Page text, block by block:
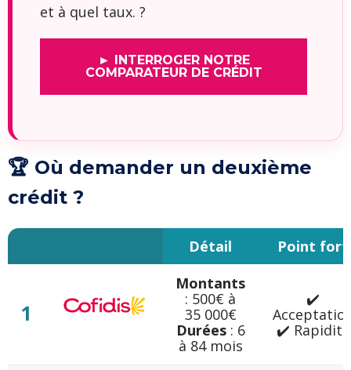
et à quel taux. ?
► INTERROGER NOTRE
COMPARATEUR DE CRÉDIT
🏆 Où demander un deuxième
crédit ?
Détail Point fort
1
Montants
: 500€ à
35 000€
Durées: 6
à 84 mois
✔️
✔️ Rapidité